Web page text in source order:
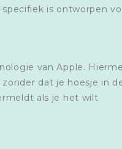
specifiek is ontworpen
van Apple.
dat je hoesje in
als je het wilt